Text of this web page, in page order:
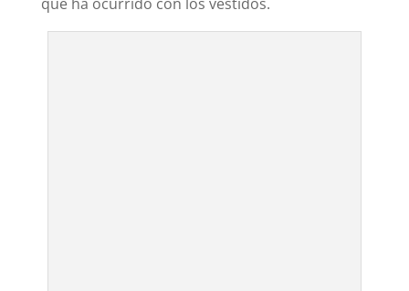
que ha ocurrido con los vestidos.